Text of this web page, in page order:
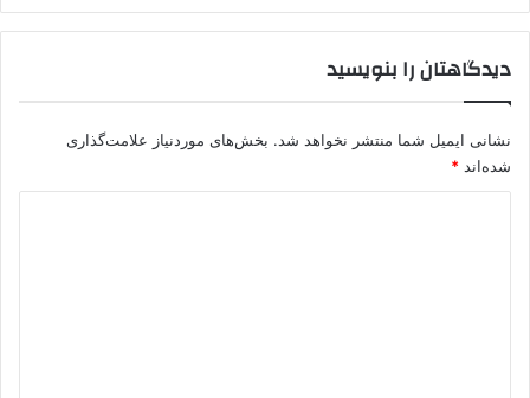
دیدگاهتان را بنویسید
نشانی ایمیل شما منتشر نخواهد شد. بخش‌های موردنیاز علامت‌گذاری
شده‌اند *